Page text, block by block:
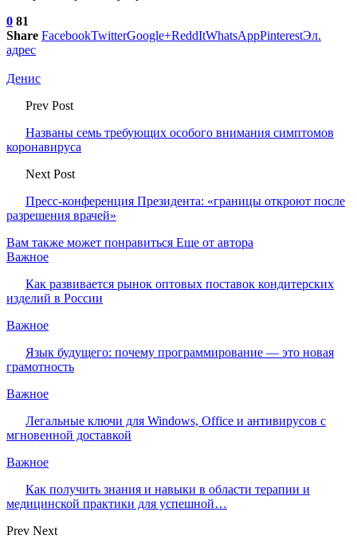
0 81
Share FacebookTwitterGoogle+ReddItWhatsAppPinterestЭл.
адрес
Денис
Prev Post
Названы семь требующих особого внимания симптомов
коронавируса
Next Post
Пресс-конференция Президента: «границы откроют после
разрешения врачей»
Вам также может понравиться Еще от автора
Важное
Как развивается рынок оптовых поставок кондитерских
изделий в России
Важное
Язык будущего: почему программирование — это новая
грамотность
Важное
Легальные ключи для Windows, Office и антивирусов с
мгновенной доставкой
Важное
Как получить знания и навыки в области терапии и
медицинской практики для успешной…
Prev Next